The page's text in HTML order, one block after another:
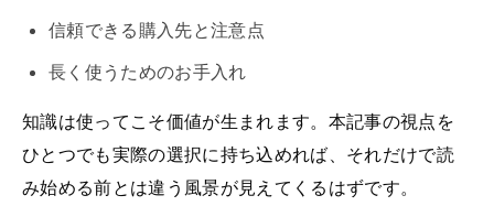
信頼できる購入先と注意点
長く使うためのお手入れ
知識は使ってこそ価値が生まれます。本記事の視点を
ひとつでも実際の選択に持ち込めれば、それだけで読
み始める前とは違う風景が見えてくるはずです。